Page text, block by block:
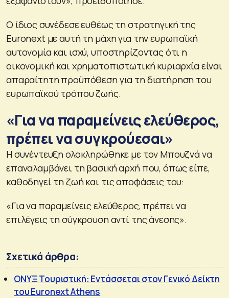
Ο ίδιος συνέδεσε ευθέως τη στρατηγική της
Euronext με αυτή τη μάχη για την ευρωπαϊκή
αυτονομία και ισχύ, υποστηρίζοντας ότι η
οικονομική και χρηματοπιστωτική κυριαρχία είναι
απαραίτητη προϋπόθεση για τη διατήρηση του
ευρωπαϊκού τρόπου ζωής.
«Για να παραμείνεις ελεύθερος,
πρέπει να συγκρούεσαι»
Η συνέντευξη ολοκληρώθηκε με τον Μπουζνά να
επαναλαμβάνει τη βασική αρχή που, όπως είπε,
καθοδηγεί τη ζωή και τις αποφάσεις του:
«Για να παραμείνεις ελεύθερος, πρέπει να
επιλέγεις τη σύγκρουση αντί της άνεσης».
Σχετικά άρθρα:
ΟΝΥΞ Τουριστική: Εντάσσεται στον Γενικό Δείκτη
του Euronext Athens